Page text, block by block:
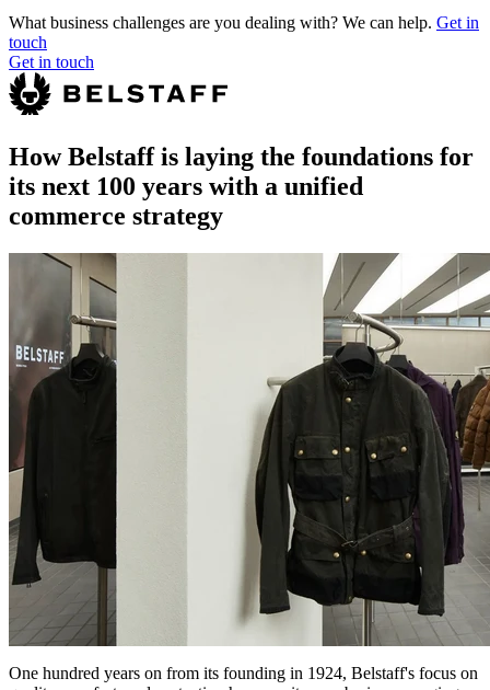
What business challenges are you dealing with? We can help. Get in
touch
Get in touch
How Belstaff is laying the foundations for
its next 100 years with a unified
commerce strategy
One hundred years on from its founding in 1924, Belstaff's focus on